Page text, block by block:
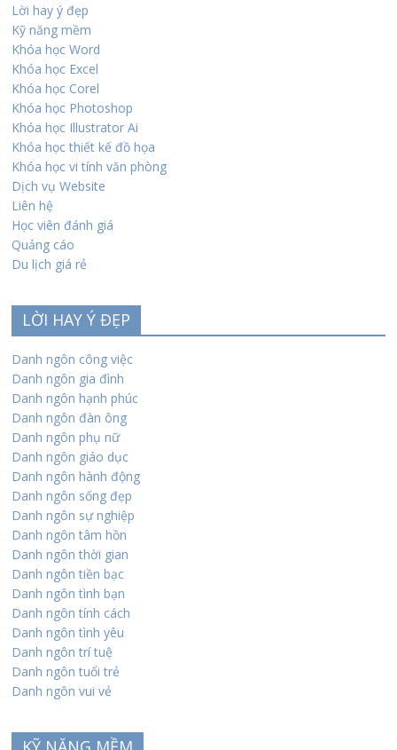
Lời hay ý đẹp
Kỹ năng mềm
Khóa học Word
Khóa học Excel
Khóa học Corel
Khóa học Photoshop
Khóa học Illustrator Ai
Khóa học thiết kế đồ họa
Khóa học vi tính văn phòng
Dịch vụ Website
Liên hệ
Học viên đánh giá
Quảng cáo
Du lịch giá rẻ
LỜI HAY Ý ĐẸP
Danh ngôn công việc
Danh ngôn gia đình
Danh ngôn hạnh phúc
Danh ngôn đàn ông
Danh ngôn phụ nữ
Danh ngôn giáo dục
Danh ngôn hành động
Danh ngôn sống đẹp
Danh ngôn sự nghiệp
Danh ngôn tâm hồn
Danh ngôn thời gian
Danh ngôn tiền bạc
Danh ngôn tình bạn
Danh ngôn tính cách
Danh ngôn tình yêu
Danh ngôn trí tuệ
Danh ngôn tuổi trẻ
Danh ngôn vui vẻ